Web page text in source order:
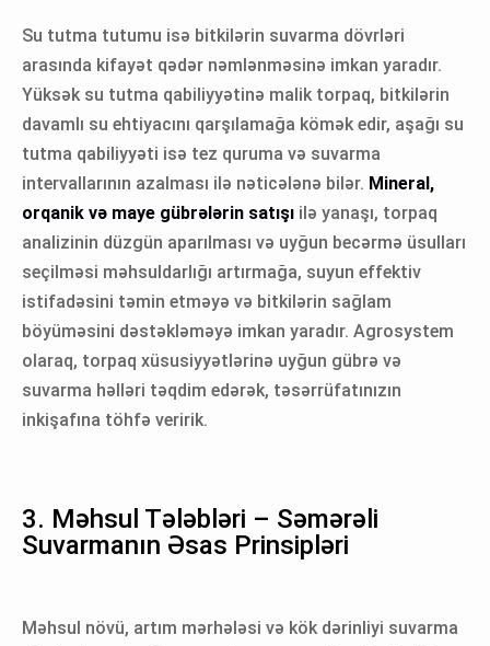
Su tutma tutumu isə bitkilərin suvarma dövrləri
arasında kifayət qədər nəmlənməsinə imkan yaradır.
Yüksək su tutma qabiliyyətinə malik torpaq, bitkilərin
davamlı su ehtiyacını qarşılamağa kömək edir, aşağı su
tutma qabiliyyəti isə tez quruma və suvarma
intervallarının azalması ilə nəticələnə bilər. Mineral,
orqanik və maye gübrələrin satışı ilə yanaşı, torpaq
analizinin düzgün aparılması və uyğun becərmə üsulları
seçilməsi məhsuldarlığı artırmağa, suyun effektiv
istifadəsini təmin etməyə və bitkilərin sağlam
böyüməsini dəstəkləməyə imkan yaradır. Agrosystem
olaraq, torpaq xüsusiyyətlərinə uyğun gübrə və
suvarma həlləri təqdim edərək, təsərrüfatınızın
inkişafına töhfə veririk.
3. Məhsul Tələbləri – Səmərəli
Suvarmanın Əsas Prinsipləri
Məhsul növü, artım mərhələsi və kök dərinliyi suvarma